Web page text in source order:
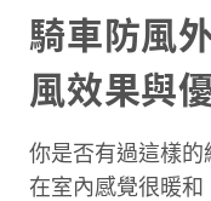
台灣氣候下的曝
整防曬裝備選擇
受騎車樂趣的同時
騎車防風
風效果與
你是否有過這樣
在室內感覺很暖